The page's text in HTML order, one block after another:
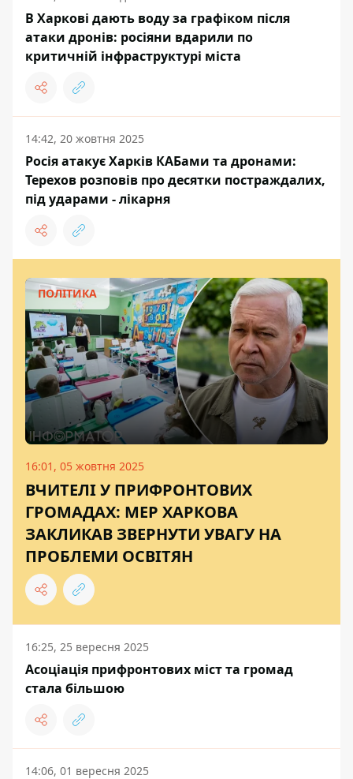
В Харкові дають воду за графіком після
атаки дронів: росіяни вдарили по
критичній інфраструктурі міста
14:42, 20 жовтня 2025
Росія атакує Харків КАБами та дронами:
Терехов розповів про десятки постраждалих,
під ударами - лікарня
ПОЛІТИКА
16:01, 05 жовтня 2025
ВЧИТЕЛІ У ПРИФРОНТОВИХ
ГРОМАДАХ: МЕР ХАРКОВА
ЗАКЛИКАВ ЗВЕРНУТИ УВАГУ НА
ПРОБЛЕМИ ОСВІТЯН
16:25, 25 вересня 2025
Асоціація прифронтових міст та громад
стала більшою
14:06, 01 вересня 2025